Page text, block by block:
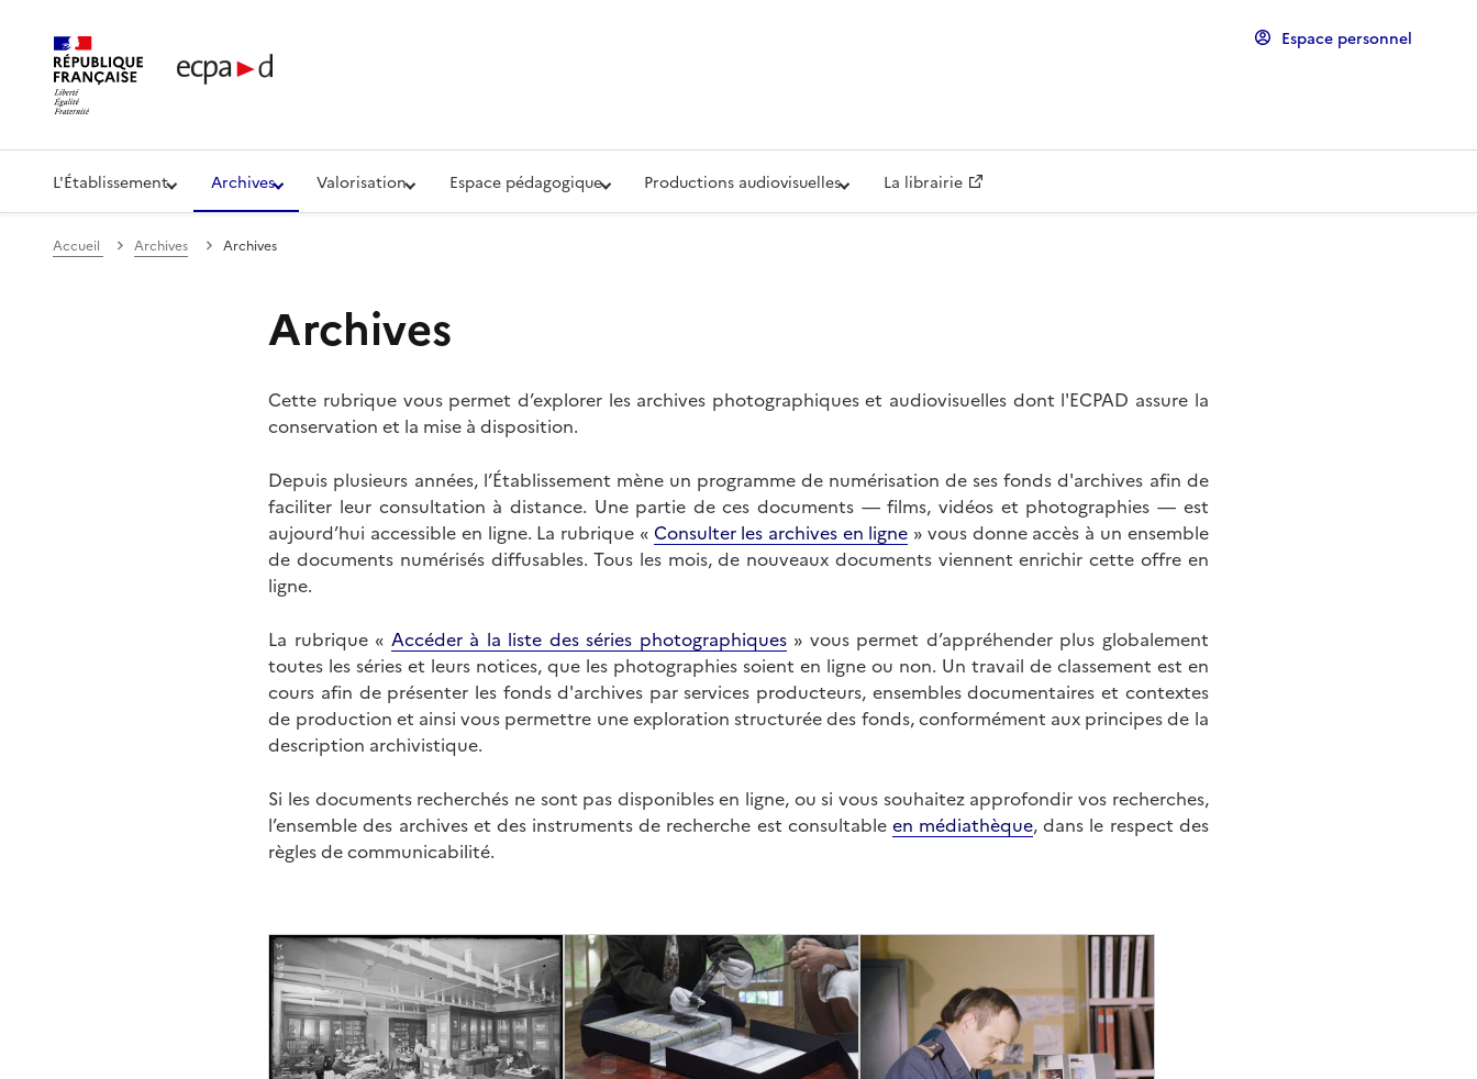
Établissement de communication et de production audiovisuelle de la Défense (ECPAD) Espace personnel
L'Établissement Archives Valorisation Espace pédagogique Productions audiovisuelles La librairie
Accueil Archives Archives
Archives
Cette rubrique vous permet d’explorer les archives photographiques et audiovisuelles dont l'ECPAD assure la
conservation et la mise à disposition.
Depuis plusieurs années, l’Établissement mène un programme de numérisation de ses fonds d'archives afin de
faciliter leur consultation à distance. Une partie de ces documents — films, vidéos et photographies — est
aujourd’hui accessible en ligne. La rubrique « Consulter les archives en ligne » vous donne accès à un ensemble
de documents numérisés diffusables. Tous les mois, de nouveaux documents viennent enrichir cette offre en
ligne.
La rubrique « Accéder à la liste des séries photographiques» vous permet d’appréhender plus globalement
toutes les séries et leurs notices, que les photographies soient en ligne ou non. Un travail de classement est en
cours afin de présenter les fonds d'archives par services producteurs, ensembles documentaires et contextes
de production et ainsi vous permettre une exploration structurée des fonds, conformément aux principes de la
description archivistique.
Si les documents recherchés ne sont pas disponibles en ligne, ou si vous souhaitez approfondir vos recherches,
l’ensemble des archives et des instruments de recherche est consultable en médiathèque, dans le respect des
règles de communicabilité.